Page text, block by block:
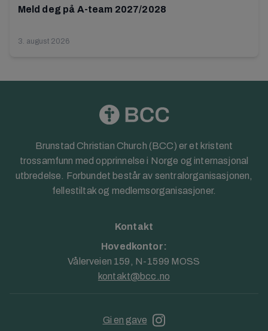
Meld deg på A-team 2027/2028
3. august 2026
Brunstad Christian Church (BCC) er et kristent
trossamfunn med opprinnelse i Norge og internasjonal
utbredelse. Forbundet består av sentralorganisasjonen,
fellestiltak og medlemsorganisasjoner.
Kontakt
Hovedkontor:
Vålerveien 159, N-1599 MOSS
kontakt@bcc.no
Gi en gave